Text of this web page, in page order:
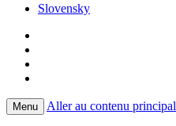
Slovensky
Menu Aller au contenu principal